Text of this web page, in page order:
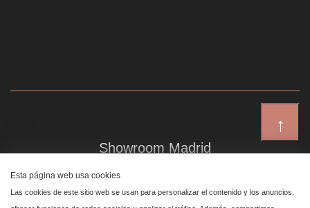
↑
Showroom Madrid
Plaza de Canalejas 6, 4 izq
Centro, 28014 Madrid
Esta página web usa cookies
Las cookies de este sitio web se usan para personalizar el contenido y los anuncios,